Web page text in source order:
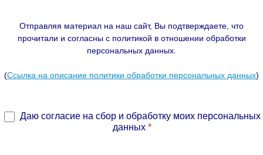
Отправляя материал на наш сайт, Вы подтверждаете, что
прочитали и согласны с политикой в отношении обработки
персональных данных.
(Ссылка на описание политики обработки персональных данных)
Даю согласие на сбор и обработку моих персональных
данных *